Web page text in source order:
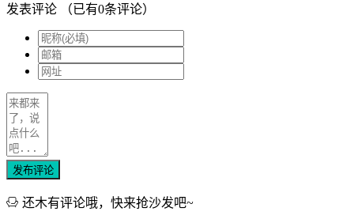
发表评论 （已有0条评论）
发布评论
还木有评论哦，快来抢沙发吧~